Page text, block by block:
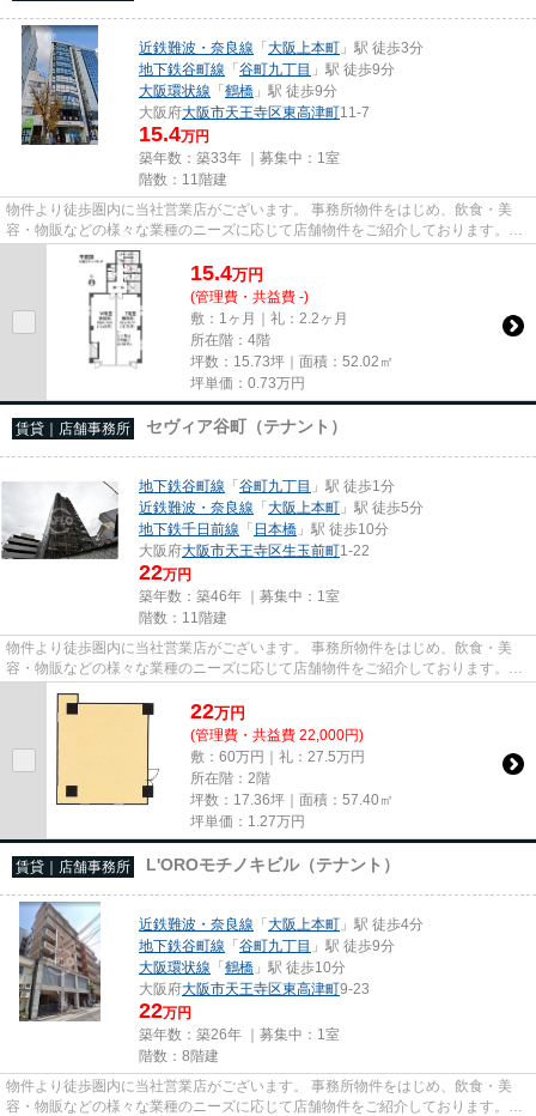
近鉄難波・奈良線 「大阪上本町 」駅 徒歩3分
地下鉄谷町線 「谷町九丁目 」駅 徒歩9分
大阪環状線 「鶴橋 」駅 徒歩9分
大阪府大阪市天王寺区東高津町11-7
15.4万円
築年数：築33年 ｜募集中： 1室
階数：11階建
物件より徒歩圏内に当社営業店がございます。 事務所物件をはじめ、飲食・美
容・物販などの様々な業種のニーズに応じて店舗物件をご紹介しております。
尚、弊社ではおとり広告は一切...
15.4万円
(管理費・共益費 -)
敷：1ヶ月｜礼：2.2ヶ月
所在階：4階
坪数：15.73坪｜面積：52.02㎡
坪単価： 0.73万円
賃貸｜店舗事務所 セヴィア谷町（テナント）
地下鉄谷町線 「谷町九丁目 」駅 徒歩1分
近鉄難波・奈良線 「大阪上本町 」駅 徒歩5分
地下鉄千日前線 「 日本橋 」駅 徒歩10分
大阪府大阪市天王寺区生玉前町1-22
22万円
築年数：築46年 ｜募集中： 1室
階数：11階建
物件より徒歩圏内に当社営業店がございます。 事務所物件をはじめ、飲食・美
容・物販などの様々な業種のニーズに応じて店舗物件をご紹介しております。
尚、弊社ではおとり広告は一切...
22万円
(管理費・共益費 22,000円)
敷：60万円｜礼：27.5万円
所在階：2階
坪数：17.36坪｜面積：57.40㎡
坪単価： 1.27万円
賃貸｜店舗事務所 L'OROモチノキビル（テナント）
近鉄難波・奈良線 「大阪上本町 」駅 徒歩4分
地下鉄谷町線 「谷町九丁目 」駅 徒歩9分
大阪環状線 「鶴橋 」駅 徒歩10分
大阪府大阪市天王寺区東高津町9-23
22万円
築年数：築26年 ｜募集中： 1室
階数：8階建
物件より徒歩圏内に当社営業店がございます。 事務所物件をはじめ、飲食・美
容・物販などの様々な業種のニーズに応じて店舗物件をご紹介しております。